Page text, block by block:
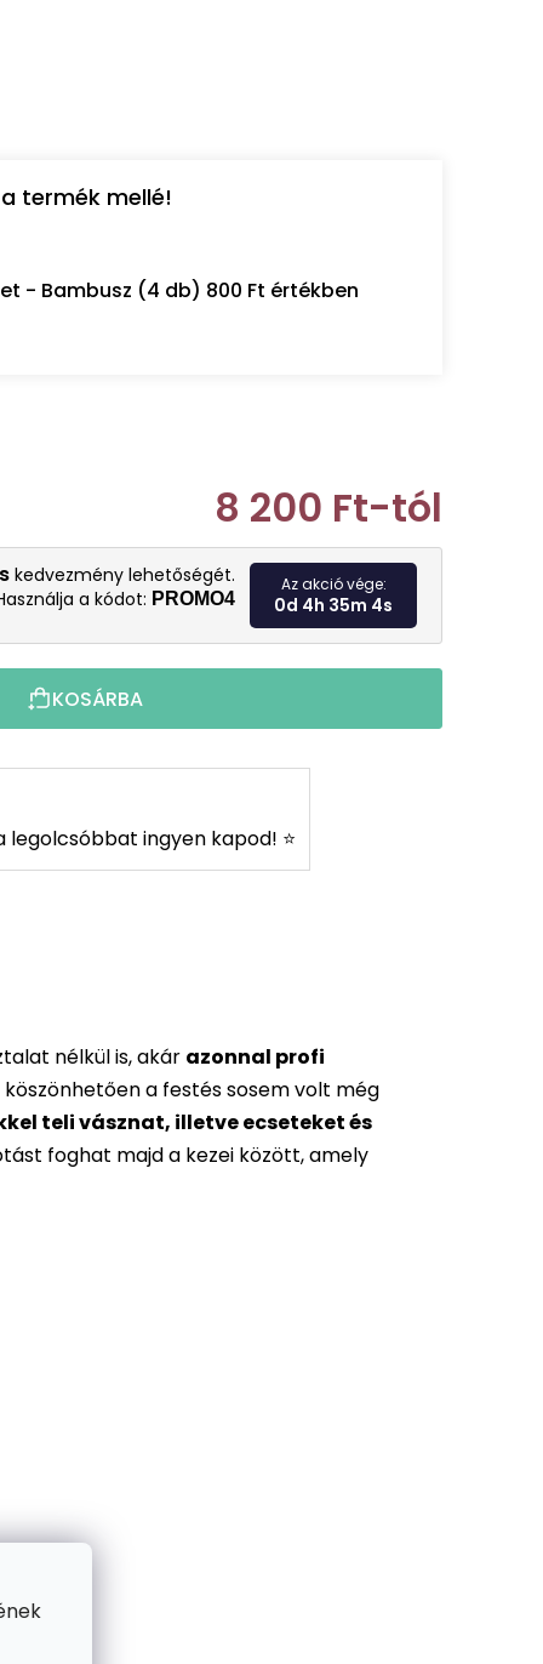
termék mellé!
- Bambusz (4 db) 800 Ft értékben
8 200 Ft-tól
Egységár:
kedvezmény lehetőségét.
a kódot: PROMO4
Az akció vége:
0d 4h 35m 3s
KOSÁRBA
legolcsóbbat ingyen kapod! ⭐
nélkül is, akár azonnal profi
a festés sosem volt még
teli vásznat, illetve ecseteket és
foghat majd a kezei között, amely